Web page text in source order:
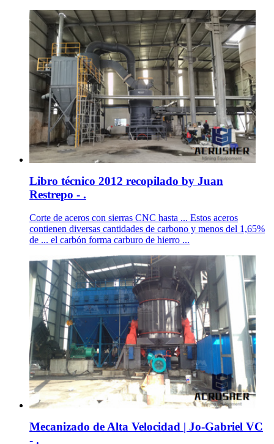
Libro técnico 2012 recopilado by Juan
Restrepo - .
Corte de aceros con sierras CNC hasta ... Estos aceros
contienen diversas cantidades de carbono y menos del 1,65%
de ... el carbón forma carburo de hierro ...
Mecanizado de Alta Velocidad | Jo-Gabriel VC
- .